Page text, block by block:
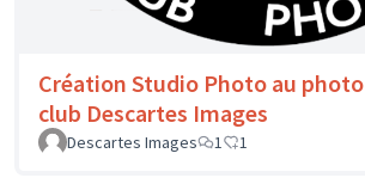
Création Studio Photo au photo
club Descartes Images
Descartes Images
1 1